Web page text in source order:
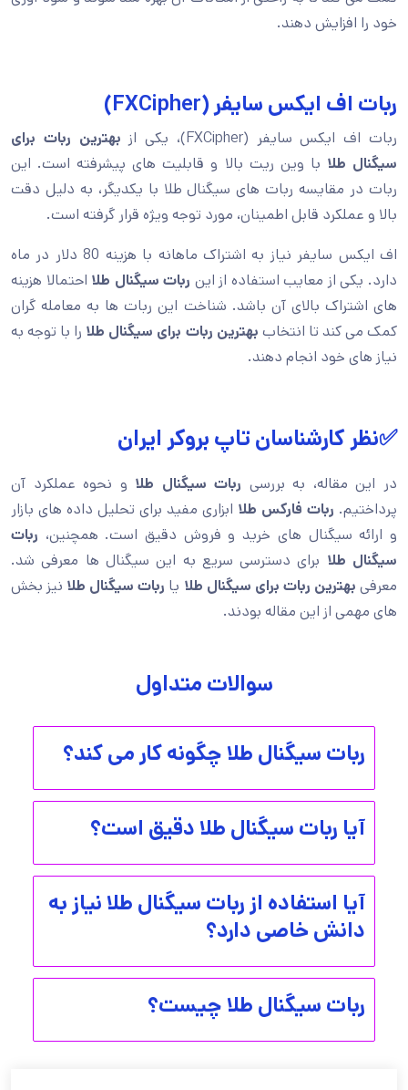
خود را افزایش دهند.
ربات اف ایکس سایفر (FXCipher)
ربات اف ایکس سایفر (FXCipher)، یکی از
بهترین ربات برای
سیگنال طلا با وین ریت بالا و قابلیت های پیشرفته است. این
ربات در مقایسه ربات های سیگنال طلا با یکدیگر، به دلیل دقت
بالا و عملکرد قابل اطمینان، مورد توجه ویژه قرار گرفته است.
اف ایکس سایفر نیاز به اشتراک ماهانه با هزینه 80 دلار در ماه
دارد. یکی از معایب استفاده از این ربات سیگنال طلا احتمالا هزینه
های اشتراک بالای آن باشد. شناخت این ربات ها به معامله گران
کمک می کند تا انتخاب بهترین ربات برای سیگنال طلا را با توجه به
نیاز های خود انجام دهند.
✅نظر کارشناسان تاپ بروکر ایران
در این مقاله، به بررسی ربات سیگنال طلا و نحوه عملکرد آن
پرداختیم. ربات فارکس طلا ابزاری مفید برای تحلیل داده های بازار
و ارائه سیگنال های خرید و فروش دقیق است. همچنین، ربات
سیگنال طلا برای دسترسی سریع به این سیگنال ها معرفی شد.
معرفیبهترین ربات برای سیگنال طلا یا ربات سیگنال طلا نیز بخش
های مهمی از این مقاله بودند.
سوالات متداول
ربات سیگنال طلا چگونه کار می کند؟
آیا ربات سیگنال طلا دقیق است؟
آیا استفاده از ربات سیگنال طلا نیاز به
دانش خاصی دارد؟
ربات سیگنال طلا چیست؟